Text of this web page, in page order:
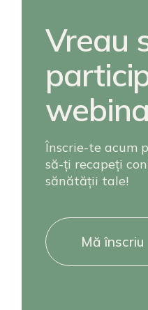
Vreau
Înscrie-te acum
să-ți recapeți
sănătății tale!
Mă înscriu